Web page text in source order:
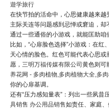
遊学旅行
在快节拍的活命中，心思健康越来
主际关连等问题感到忌惮或窘迫，
通过一些通俗的小游戏，就能匡助
比如，“心扉脸色选择”小游戏：在
天心情的脸色。红色可能代表心思
愿， 三明万福传媒有限公司黄色则可
养花网 - 多肉植物,多肉植物大全,多
你的心扉基调。
还有“压力感知量表”：列出一些夙昔
具销售 办公用品销售如责任、家庭、